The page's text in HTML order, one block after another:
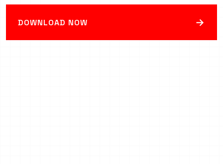
DOWNLOAD NOW →